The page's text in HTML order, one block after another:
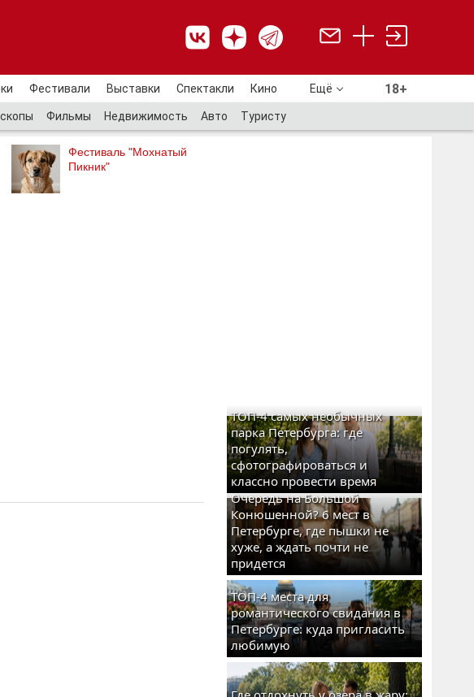
Фестивали Выставки Спектакли Кино Ещё 18+
Фильмы Недвижимость Авто Туристу
Фестиваль "Мохнатый
Пикник"
ТОП-4 самых необычных
парка Петербурга: где
погулять,
сфотографироваться и
классно провести время
Очередь на Большой
Конюшенной? 6 мест в
Петербурге, где пышки не
хуже, а ждать почти не
придется
ТОП-4 места для
романтического свидания в
Петербурге: куда пригласить
любимую